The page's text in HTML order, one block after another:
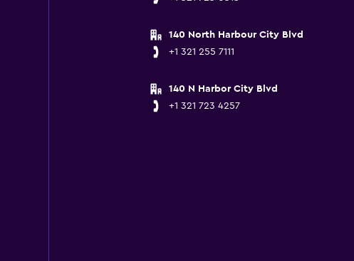
140 North Harbour City Blvd
+1 321 255 7111
140 N Harbor City Blvd
+1 321 723 4257